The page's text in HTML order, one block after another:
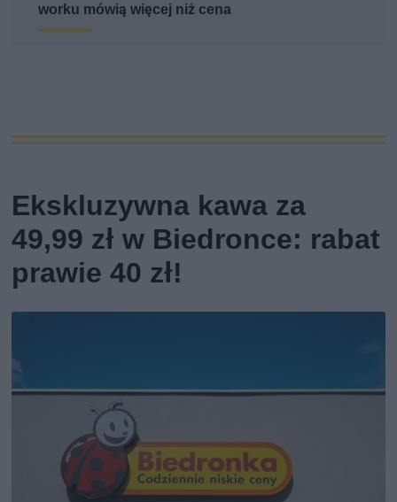
worku mówią więcej niż cena
Ekskluzywna kawa za
49,99 zł w Biedronce: rabat
prawie 40 zł!